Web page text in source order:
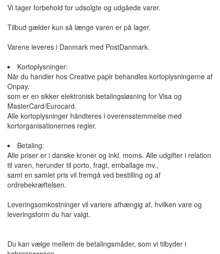
Vi tager forbehold for udsolgte og udgåede varer.
Tilbud gælder kun så længe varen er på lager.
Varene leveres i Danmark med PostDanmark.
Kortoplysninger:
Når du handler hos Creative papir behandles kortoplysningerne af
Onpay,
som er en sikker elektronisk betalingsløsning for Visa og
MasterCard/Eurocard.
Alle kortoplysninger håndteres i overensstemmelse med
kortorganisationernes regler.
Betaling:
Alle priser er i danske kroner og inkl. moms. Alle udgifter i relation
til varen, herunder til porto, fragt, emballage mv.,
samt en samlet pris vil fremgå ved bestilling og af
ordrebekræftelsen.
Leveringsomkostninger vil variere afhængig af, hvilken vare og
leveringsform du har valgt.
Du kan vælge mellem de betalingsmåder, som vi tilbyder i